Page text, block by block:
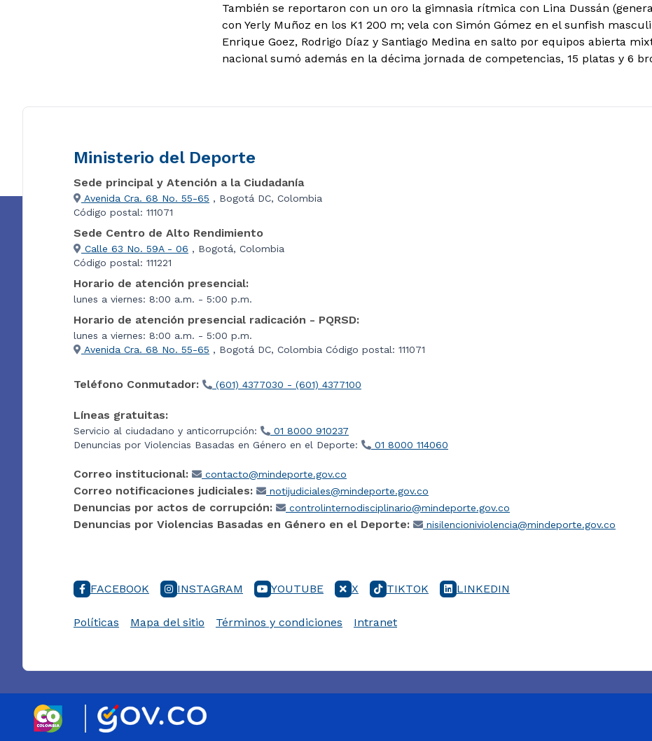
También se reportaron con un oro la gimnasia rítmica con Lina Dussán
con Yerly Muñoz en los K1 200 m; vela con Simón Gómez en el sunfish
Enrique Goez, Rodrigo Díaz y Santiago Medina en salto por equipos abierta
nacional sumó además en la décima jornada de competencias, 15 platas y 6
Ministerio del Deporte
Sede principal y Atención a la Ciudadanía
Avenida Cra. 68 No. 55-65 , Bogotá DC, Colombia
Código postal: 111071
Sede Centro de Alto Rendimiento
Calle 63 No. 59A - 06 , Bogotá, Colombia
Código postal: 111221
Horario de atención presencial:
lunes a viernes: 8:00 a.m. - 5:00 p.m.
Horario de atención presencial radicación - PQRSD:
lunes a viernes: 8:00 a.m. - 5:00 p.m.
Avenida Cra. 68 No. 55-65 , Bogotá DC, Colombia Código postal: 111071
Teléfono Conmutador: (601) 4377030 - (601) 4377100
Líneas gratuitas:
Servicio al ciudadano y anticorrupción:
01 8000 910237
Denuncias por Violencias Basadas en Género en el Deporte:
01 8000 114060
Correo institucional: contacto@mindeporte.gov.co
Correo notificaciones judiciales: notijudiciales@mindeporte.gov.co
Denuncias por actos de corrupción: controlinternodisciplinario@mindeporte.gov.co
Denuncias por Violencias Basadas en Género en el Deporte: nisilencioniviolencia@mindeporte.gov.co
FACEBOOK INSTAGRAM YOUTUBE X TIKTOK LINKEDIN
Políticas Mapa del sitio Términos y condiciones Intranet